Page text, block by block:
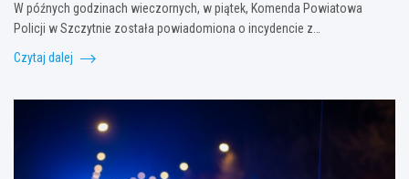
W późnych godzinach wieczornych, w piątek, Komenda Powiatowa
Policji w Szczytnie została powiadomiona o incydencie z…
Czytaj dalej